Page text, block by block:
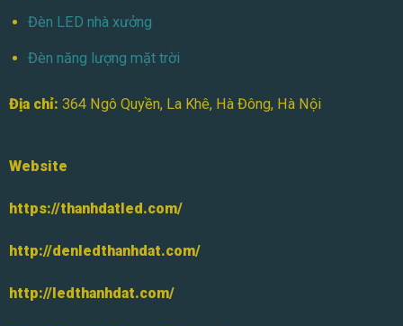
Đèn LED nhà xưởng
Đèn năng lượng mặt trời
Địa chỉ: 364 Ngô Quyền, La Khê, Hà Đông, Hà Nội
Website
https://thanhdatled.com/
http://denledthanhdat.com/
http://ledthanhdat.com/